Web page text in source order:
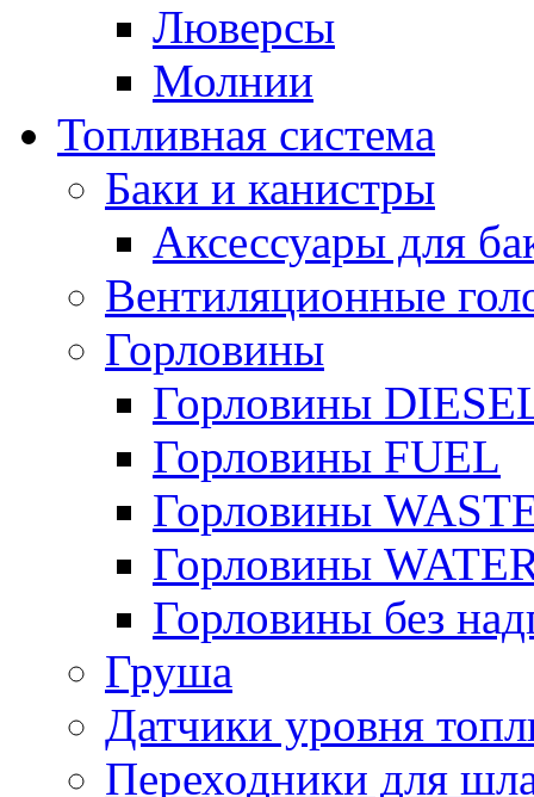
Люверсы
Молнии
Топливная система
Баки и канистры
Аксессуары для
Вентиляционные
Горловины
Горловины
Горловины FUEL
Горловины
Горловины
Горловины без
Груша
Датчики уровня
Переходники для